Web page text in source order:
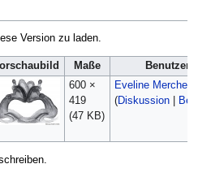
Version zu laden.
Maße
Benutzer
600 ×
419
(47 KB)
Eveline Merches
(Diskussion|